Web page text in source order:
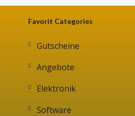
Favorit Categories
Gutscheine
Angebote
Elektronik
Software